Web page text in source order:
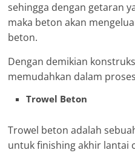
sehingga dengan getaran
maka beton akan
beton.
Dengan demikian
memudahkan dalam
Trowel Beton
Trowel beton adalah
untuk finishing akhir lantai